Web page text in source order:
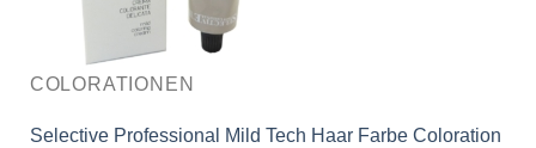
COLORATIONEN
Selective Professional Mild Tech Haar Farbe Coloration